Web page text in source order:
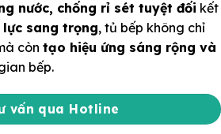
nước, chống rỉ sét tuyệt đối kết
sang trọng, tủ bếp không chỉ
còn tạo hiệu ứng sáng rộng và
bếp.
vấn qua Hotline